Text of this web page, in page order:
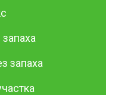
запаха